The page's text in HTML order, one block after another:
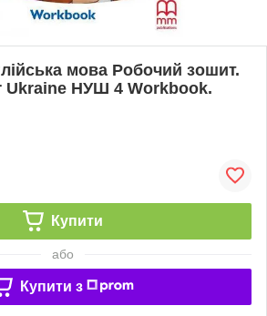
мова Робочий зошит.
Ukraine НУШ 4 Workbook.
Купити
або
Купити з